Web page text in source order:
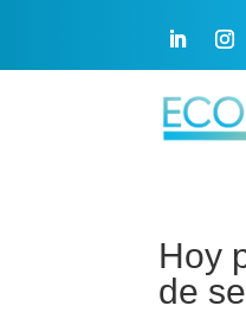
Hoy
de